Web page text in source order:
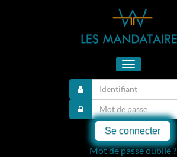
Toggle
navigation
Se connecter
Mot de passe oublié ?